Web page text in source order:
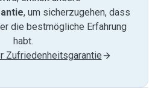
, um sicherzugehen, dass
die bestmögliche Erfahrung
habt.
Zufriedenheitsgarantie